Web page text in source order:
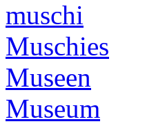
muschi
Muschies
Museen
Museum